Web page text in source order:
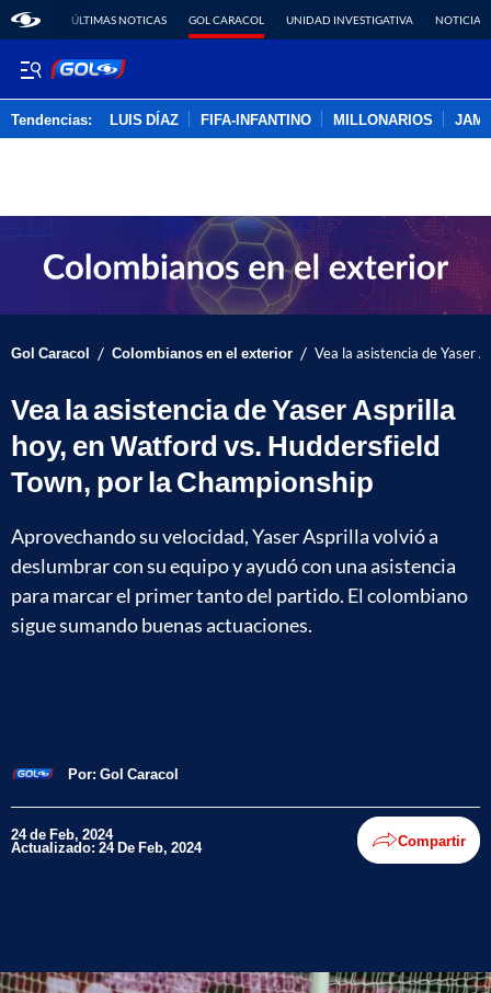
ÚLTIMAS NOTICAS GOL CARACOL UNIDAD INVESTIGATIVA NOTICIAS
Tendencias: LUIS DÍAZ FIFA-INFANTINO MILLONARIOS
Gol Caracol / Colombianos en el exterior / Vea la asistencia de Yaser
Vea la asistencia de Yaser Asprilla
hoy, en Watford vs. Huddersfield
Town, por la Championship
Aprovechando su velocidad, Yaser Asprilla volvió a
deslumbrar con su equipo y ayudó con una asistencia
para marcar el primer tanto del partido. El colombiano
sigue sumando buenas actuaciones.
Por: Gol Caracol
24 de Feb, 2024
Actualizado: 24 De Feb, 2024 Compartir